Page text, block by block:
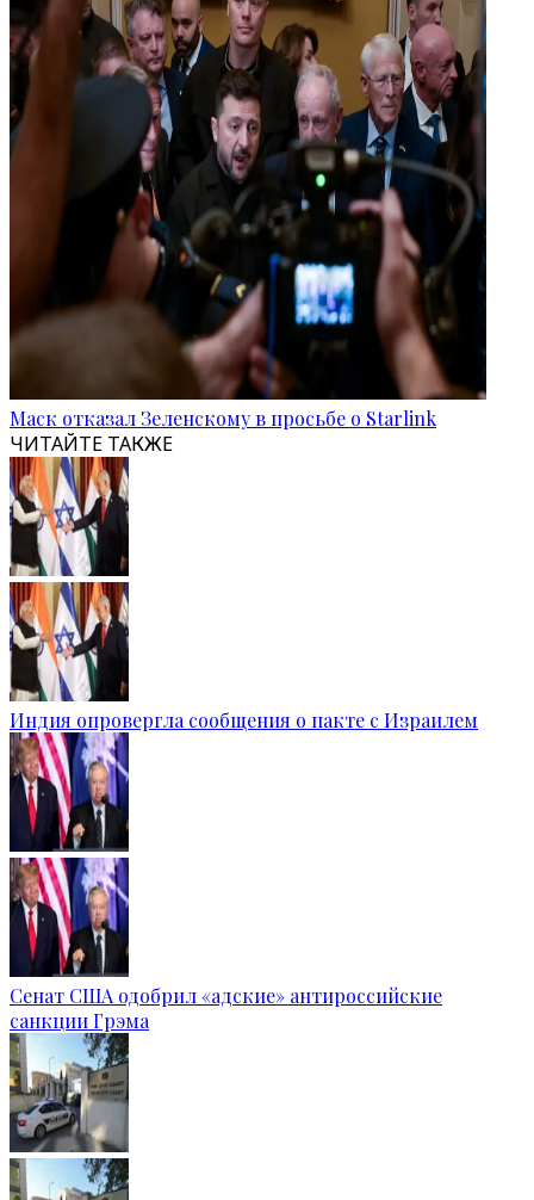
Маск отказал Зеленскому в просьбе о Starlink
ЧИТАЙТЕ ТАКЖЕ
Индия опровергла сообщения о пакте с Израилем
Сенат США одобрил «адские» антироссийские
санкции Грэма